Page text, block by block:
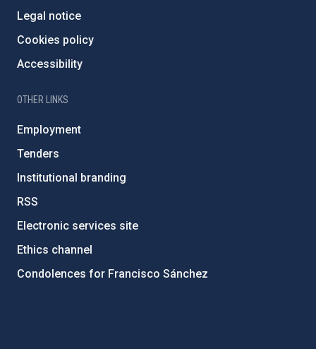
Legal notice
Cookies policy
Accessibility
OTHER LINKS
Employment
Tenders
Institutional branding
RSS
Electronic services site
Ethics channel
Condolences for Francisco Sánchez